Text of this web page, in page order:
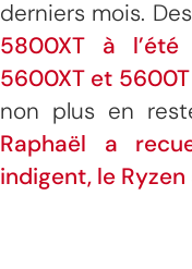
derniers mois. Des
5800XT à l’été
5600XT et
non plus en
Raphaël a
indigent, le